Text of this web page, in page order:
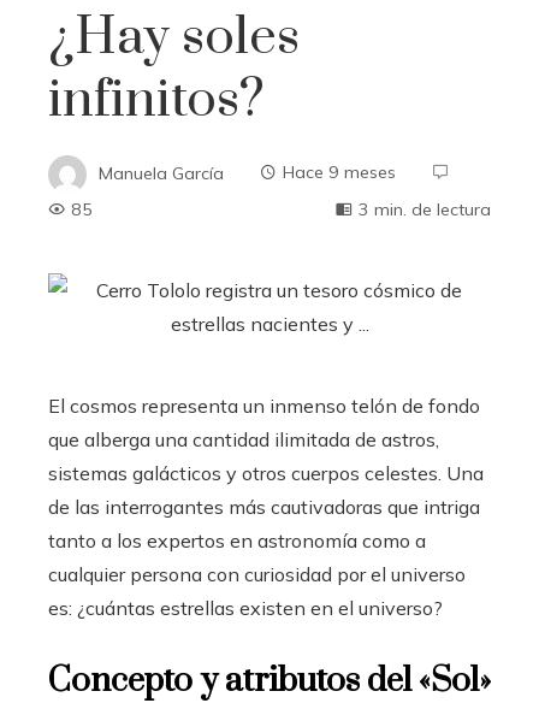
¿Hay soles
infinitos?
Manuela García
Hace 9 meses
85
3 min. de lectura
El cosmos representa un inmenso telón de fondo
que alberga una cantidad ilimitada de astros,
sistemas galácticos y otros cuerpos celestes. Una
de las interrogantes más cautivadoras que intriga
tanto a los expertos en astronomía como a
cualquier persona con curiosidad por el universo
es: ¿cuántas estrellas existen en el universo?
Concepto y atributos del «Sol»